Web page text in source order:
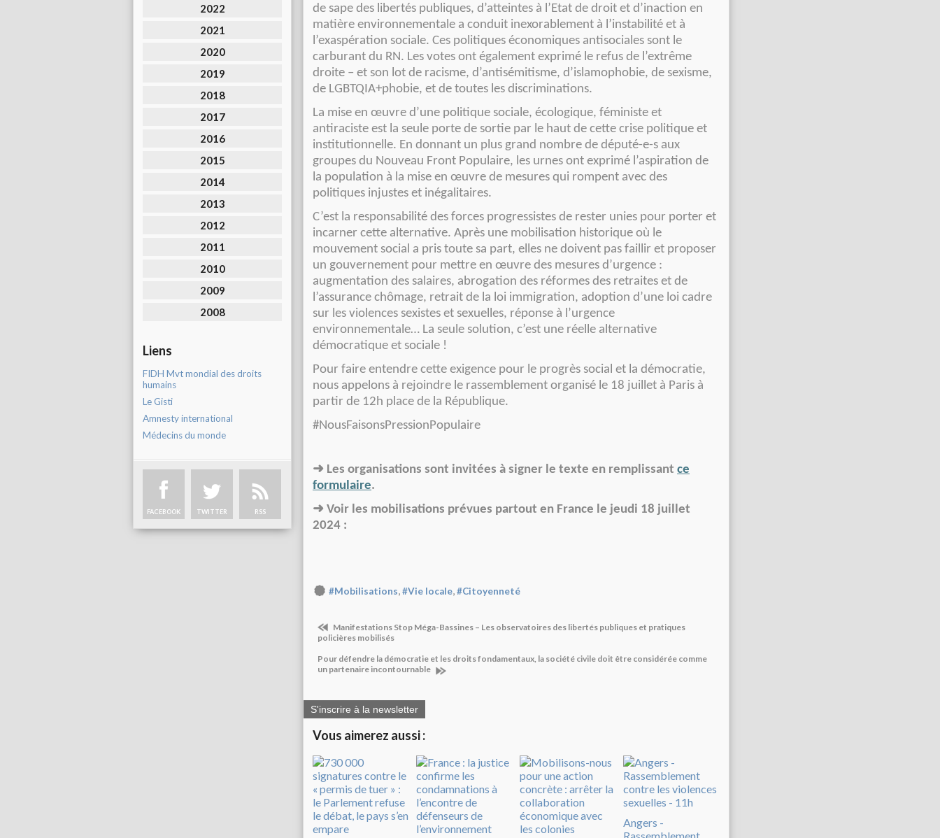
2022
2021
2020
2019
2018
2017
2016
2015
2014
2013
2012
2011
2010
2009
2008
Liens
FIDH Mvt mondial des droits
humains
Le Gisti
Amnesty international
Médecins du monde
FACEBOOK TWITTER RSS
de sape des libertés publiques, d’atteintes à l’Etat de droit et d’inaction en
matière environnementale a conduit inexorablement à l’instabilité et à
l’exaspération sociale. Ces politiques économiques antisociales sont le
carburant du RN. Les votes ont également exprimé le refus de l’extrême
droite – et son lot de racisme, d’antisémitisme, d’islamophobie, de sexisme,
de LGBTQIA+phobie, et de toutes les discriminations.
La mise en œuvre d’une politique sociale, écologique, féministe et
antiraciste est la seule porte de sortie par le haut de cette crise politique et
institutionnelle. En donnant un plus grand nombre de député-e-s aux
groupes du Nouveau Front Populaire, les urnes ont exprimé l’aspiration de
la population à la mise en œuvre de mesures qui rompent avec des
politiques injustes et inégalitaires.
C’est la responsabilité des forces progressistes de rester unies pour porter et
incarner cette alternative. Après une mobilisation historique où le
mouvement social a pris toute sa part, elles ne doivent pas faillir et proposer
un gouvernement pour mettre en œuvre des mesures d’urgence :
augmentation des salaires, abrogation des réformes des retraites et de
l’assurance chômage, retrait de la loi immigration, adoption d’une loi cadre
sur les violences sexistes et sexuelles, réponse à l’urgence
environnementale… La seule solution, c’est une réelle alternative
démocratique et sociale !
Pour faire entendre cette exigence pour le progrès social et la démocratie,
nous appelons à rejoindre le rassemblement organisé le 18 juillet à Paris à
partir de 12h place de la République.
#NousFaisonsPressionPopulaire
➜ Les organisations sont invitées à signer le texte en remplissant ce
formulaire.
➜ Voir les mobilisations prévues partout en France le jeudi 18 juillet
2024 :
#Mobilisations,#Vie locale,#Citoyenneté
Manifestations Stop Méga-Bassines – Les observatoires des libertés publiques et pratiques
policières mobilisés
Pour défendre la démocratie et les droits fondamentaux, la société civile doit être considérée comme
un partenaire incontournable
S'inscrire à la newsletter
Vous aimerez aussi :
Angers -
Rassemblement